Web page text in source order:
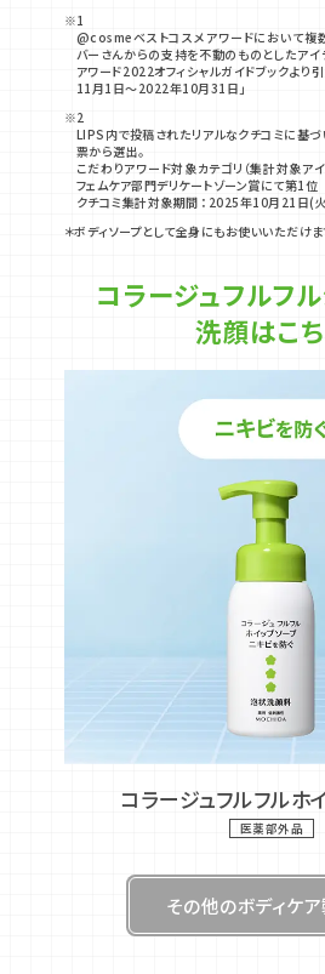
※1
@cosmeベストコスメアワードにおいて複
バーさんからの支持を不動のものとしたアイ
アワード2022オフィシャルガイドブックより
11月1日〜2022年10月31日」
※2
LIPS内で投稿されたリアルなクチコミに基
票から選出。
こだわりアワード対象カテゴリ（集計対象ア
フェムケア部門デリケートゾーン賞にて第1位
クチコミ集計対象期間 ：2025年10月21日
＊ボディソープとして全身にもお使いいただけま
コラージュフルフ
洗顔はこ
コラージュフルフルホ
医薬部外品
その他のボディケ